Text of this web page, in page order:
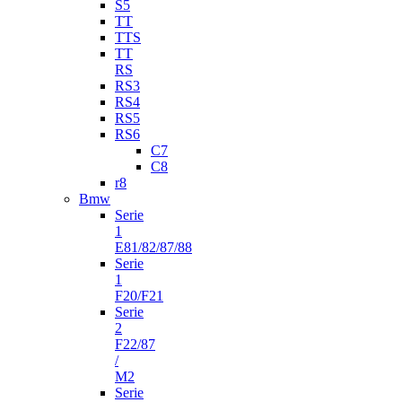
S5
TT
TTS
TT
RS
RS3
RS4
RS5
RS6
C7
C8
r8
Bmw
Serie
1
E81/82/87/88
Serie
1
F20/F21
Serie
2
F22/87
/
M2
Serie